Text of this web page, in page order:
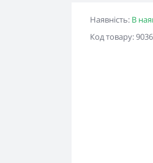
Наявність: В
Код товару: